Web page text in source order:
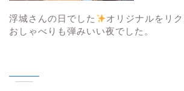
浮城さんの日でした
オリジナルをリ
おしゃべりも弾みいい夜でした。